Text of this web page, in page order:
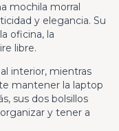
mochila morral
y elegancia. Su
oficina, la
libre.
interior, mientras
mantener la laptop
sus dos bolsillos
y tener a